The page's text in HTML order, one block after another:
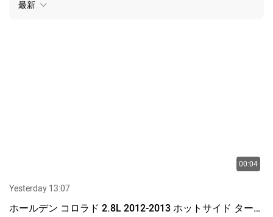
最新
00:04
Yesterday 13:07
ホールデン コロラド 2.8L 2012-2013 ホットサイド ターボ